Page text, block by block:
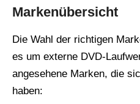
Markenübersicht
Die Wahl der richtigen
es um externe DVD-
angesehene Marken, die
haben: